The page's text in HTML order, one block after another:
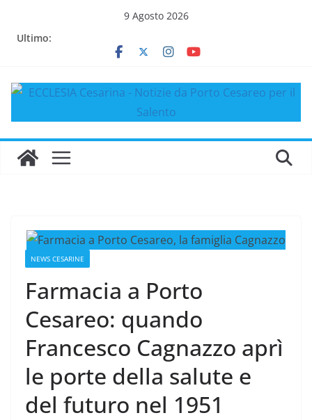
9 Agosto 2026
Ultimo:
NEWS CESARINE
Farmacia a Porto
Cesareo: quando
Francesco Cagnazzo aprì
le porte della salute e
del futuro nel 1951